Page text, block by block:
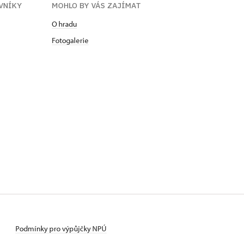
MOHLO BY VÁS ZAJÍMAT
O hradu
Fotogalerie
Podmínky pro výpůjčky NPÚ